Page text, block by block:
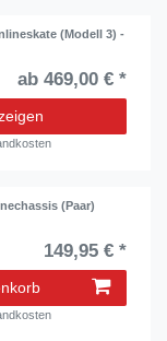
(Modell 3) -
ab 469,00 € *
(Paar)
149,95 € *